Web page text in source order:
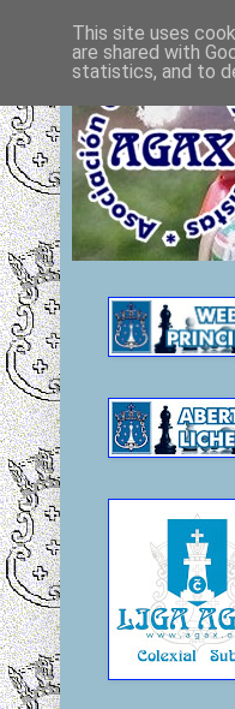
This site uses
are shared with
statistics, and to